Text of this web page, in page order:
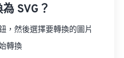
SVG？
，然後選擇要轉換的圖片
轉換